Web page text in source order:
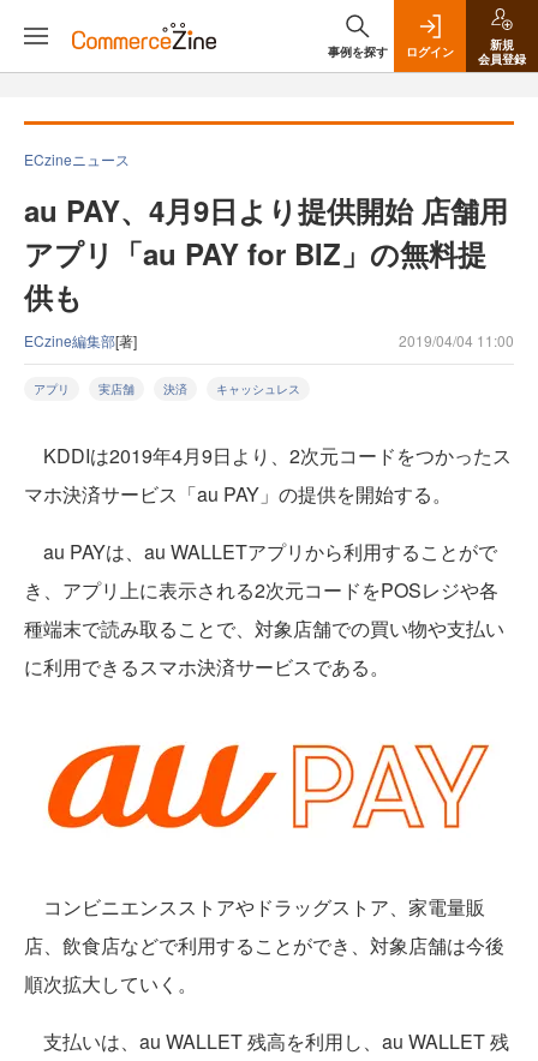
事例を探す ログイン
新規
会員登録
ECzineニュース
au PAY、4月9日より提供開始 店舗用
アプリ「au PAY for BIZ」の無料提
供も
ECzine編集部[著] 2019/04/04 11:00
アプリ 実店舗 決済 キャッシュレス
KDDIは2019年4月9日より、2次元コードをつかったス
マホ決済サービス「au PAY」の提供を開始する。
au PAYは、au WALLETアプリから利用することがで
き、アプリ上に表示される2次元コードをPOSレジや各
種端末で読み取ることで、対象店舗での買い物や支払い
に利用できるスマホ決済サービスである。
コンビニエンスストアやドラッグストア、家電量販
店、飲食店などで利用することができ、対象店舗は今後
順次拡大していく。
支払いは、au WALLET 残高を利用し、au WALLET 残